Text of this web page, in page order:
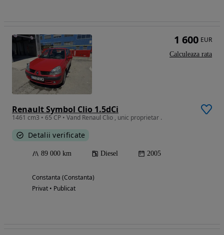
Renault Symbol Clio 1.5dCi
1461 cm3 • 65 CP • Vand Renaul Clio , unic proprietar .
Detalii verificate
89 000 km Diesel 2005
Constanta (Constanta)
Privat • Publicat
1 600 EUR
Calculeaza rata